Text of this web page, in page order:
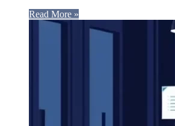
Read More »